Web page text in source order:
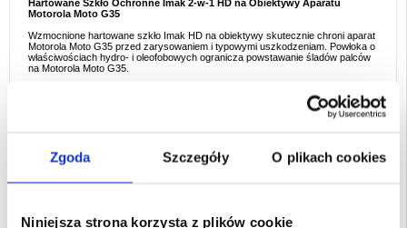
Zgoda Szczegóły O plikach cookies
Niniejsza strona korzysta z plików cookie
Hartowane Szkło Ochronne Imak 2-w-1 HD na Obiektywy Aparatu
Motorola Moto G35
Wzmocnione hartowane szkło Imak HD na obiektywy skutecznie chroni aparat
Motorola Moto G35 przed zarysowaniem i typowymi uszkodzeniam. Powłoka o
właściwościach hydro- i oleofobowych ogranicza powstawanie śladów palców
na Motorola Moto G35.
- Ochronne szkło hartowane Imak HD na aparat Motorola Moto G35
Przeznaczenie:
EAN: 5714122513342